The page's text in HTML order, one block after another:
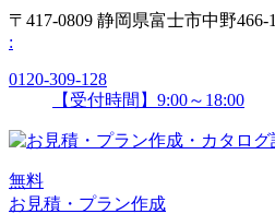
〒417-0809 静岡県富士市中野466-1
:
0120-309-128
【受付時間】9:00～18:00
無料
お見積・プラン作成